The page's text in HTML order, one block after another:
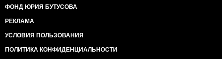
ФОНД ЮРИЯ БУТУСОВА
РЕКЛАМА
УСЛОВИЯ ПОЛЬЗОВАНИЯ
ПОЛИТИКА КОНФИДЕНЦИАЛЬНОСТИ